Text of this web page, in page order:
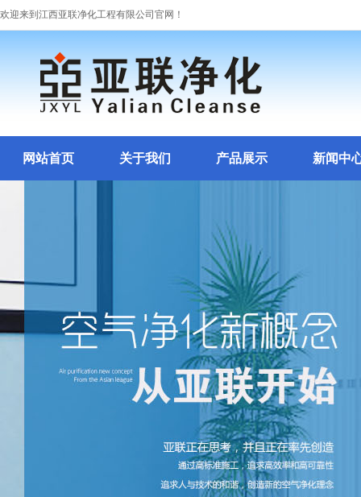
欢迎来到江西亚联净化工程有限公司官网！
网站首页 关于我们 产品展示 新闻中